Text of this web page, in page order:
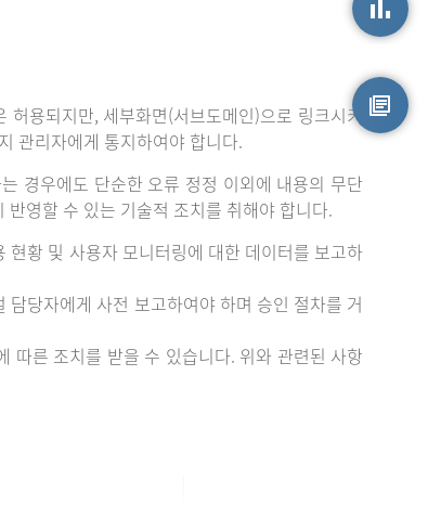
용되지만, 세부화면(서브도메인)으로 링크시키
관리자에게 통지하여야 합니다.
경우에도 단순한 오류 정정 이외에 내용의 무단
영할 수 있는 기술적 조치를 취해야 합니다.
황 및 사용자 모니터링에 대한 데이터를 보고하
당자에게 사전 보고하여야 하며 승인 절차를 거
따른 조치를 받을 수 있습니다. 위와 관련된 사항